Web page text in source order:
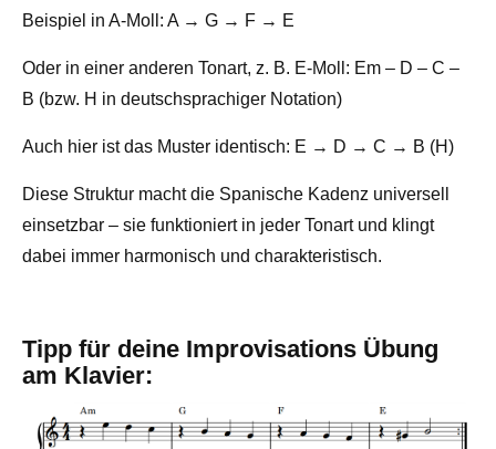
Beispiel in A-Moll: A → G → F → E
Oder in einer anderen Tonart, z. B. E-Moll: Em – D – C –
B (bzw. H in deutschsprachiger Notation)
Auch hier ist das Muster identisch: E → D → C → B (H)
Diese Struktur macht die Spanische Kadenz universell
einsetzbar – sie funktioniert in jeder Tonart und klingt
dabei immer harmonisch und charakteristisch.
Tipp für deine Improvisations Übung
am Klavier: